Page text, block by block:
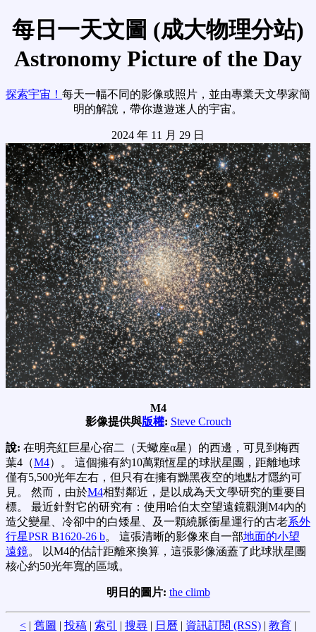
每日一天文圖 (成大物理分站)
Astronomy Picture of the Day
探索宇宙！ 每天一幅不同的影像或照片，並由專業天文學家簡
明的解說，帶你遨遊迷人的宇宙。
2024 年 11 月 29 日
M4
影像提供與版權: Steve Crouch
說: 在明亮紅巨星心宿二（天蠍座α星）的西邊，可見到梅西
葉4（M4）。 這個擁有約10萬顆恆星的球狀星團，距離地球
僅有5,500光年左右，但只有在擁有黝黑夜空的地點才隱約可
見。 然而，由於M4相對鄰近，是以成為天文學研究的重要目
標。 最近針對它的研究有：使用哈伯太空望遠鏡觀測M4內的
造父變星、冷卻中的白矮星、及一顆繞脈衝星運行的古老系外
行星PSR B1620-26 b。 這張清晰的影像來自一部地面的小望
遠鏡。 以M4的估計距離來換算，這張影像涵蓋了此球狀星團
核心約50光年寬的區域。
明日的圖片: the climb
< | 舊圖 | 投稿 | 索引 | 搜尋 | 日曆 | 資訊訂閱 (RSS) | 教育 |